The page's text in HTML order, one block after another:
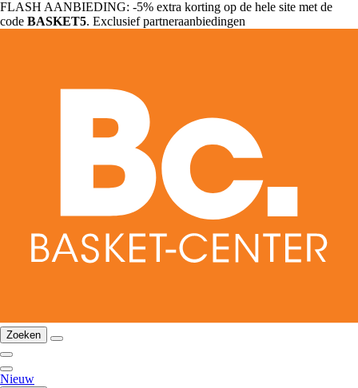
FLASH AANBIEDING: -5% extra korting op de hele site met de
code BASKET5. Exclusief partneraanbiedingen
Zoeken
Nieuw